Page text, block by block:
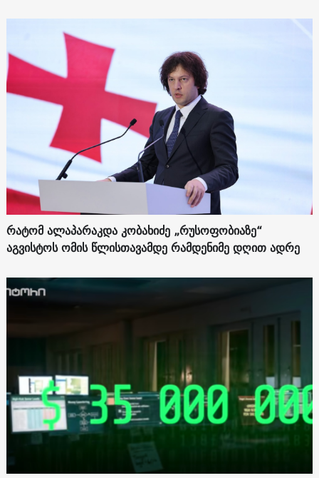
რატომ ალაპარაკდა კობახიძე „რუსოფობიაზე“
აგვისტოს ომის წლისთავამდე რამდენიმე დღით ადრე